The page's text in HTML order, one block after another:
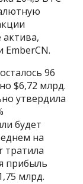
96
$6,72 млрд.
утвердила
будет
на
тратила
прибыль
млрд.